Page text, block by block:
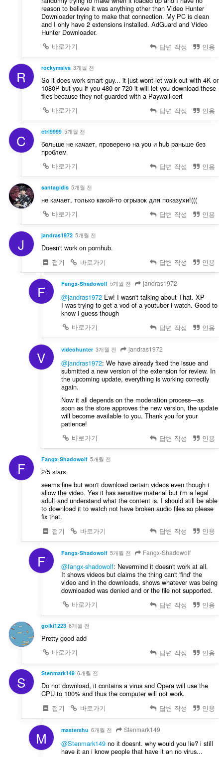
reason to believe it was anything other than Video Hunter
Downloader trying to make that connection. My PC is clean
and I only have 2 extensions installed. AdGuard and Video
Hunter Downloader.
바로가기
답변 작성 인용
R rockymaiva 3개월 전
So it does work smart guy... it just wont let walk out with 4K or
1080P but you if you 480 or 720 it will let you download these
files because they not guarded with a Paywall cert
바로가기
답변 작성 인용
C ctrl9999 5개월 전
больше не качает, проверено на you и hub раньше без
проблем
바로가기
답변 작성 인용
santagidis 5개월 전
не качает, только какой-то огрызок для показухи!(((
바로가기
답변 작성 인용
J jandras1972 5개월 전
Doesn't work on pornhub.
접기
바로가기 답변 작성 인용
F Fangx-Shadowolf 5개월 전 jandras1972
@jandras1972Ew! I wasn't talking about That. XP
I was trying to get a vod of a youtuber i watch. Good to
know i guess though
바로가기
답변 작성 인용
V videohunter 3개월 전 jandras1972
@jandras1972: We have already fixed the issue and
submitted a new version of the extension for review. In
the upcoming update, everything is working correctly
again.
Now it all depends on the moderation process—as
soon as the store approves the new version, the update
will become available to you. Thank you for your
patience!
바로가기
답변 작성 인용
F Fangx-Shadowolf 5개월 전
2/5 stars
seems fine but won't download certain videos even though i
allow the video. Yes it has sensitive material but i'm a legal
adult and understand what the content is. I should still be able
to download it to watch not have broken audio files so please
fix that.
접기
바로가기 답변 작성 인용
F Fangx-Shadowolf 5개월 전 Fangx-Shadowolf
@fangx-shadowolf: Nevermind it doesn't work at all.
It shows videos but claims the thing can't 'find' the
video and in the downloads, shows whatever was being
downloaded was denied and or the file not supported.
바로가기
답변 작성 인용
golki1223 6개월 전
Pretty good add
바로가기
답변 작성 인용
S Stenmark149 6개월 전
Do not download, it contains a virus and Opera will use the
CPU to 100% and thus the computer will not work.
접기
바로가기 답변 작성 인용
M mastershu 6개월 전 Stenmark149
@Stenmark149no it doesnt. why would you lie? i still
have it an i know people that have it an no virus...